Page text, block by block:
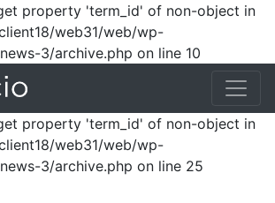
property 'term_id' of non-object in
web31/web/wp-
3/archive.php on line 10
property 'term_id' of non-object in
web31/web/wp-
3/archive.php on line 25